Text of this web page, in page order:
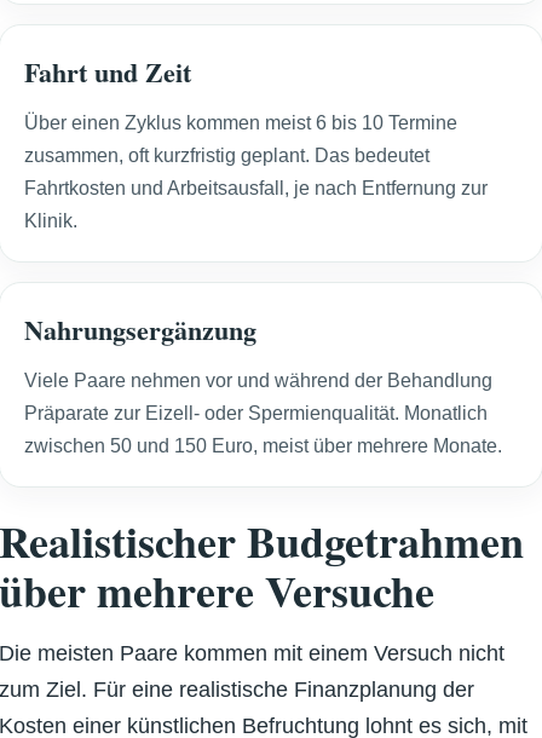
Fahrt und Zeit
Über einen Zyklus kommen meist 6 bis 10 Termine
zusammen, oft kurzfristig geplant. Das bedeutet
Fahrtkosten und Arbeitsausfall, je nach Entfernung zur
Klinik.
Nahrungsergänzung
Viele Paare nehmen vor und während der Behandlung
Präparate zur Eizell- oder Spermienqualität. Monatlich
zwischen 50 und 150 Euro, meist über mehrere Monate.
Realistischer Budgetrahmen
über mehrere Versuche
Die meisten Paare kommen mit einem Versuch nicht
zum Ziel. Für eine realistische Finanzplanung der
Kosten einer künstlichen Befruchtung lohnt es sich, mit